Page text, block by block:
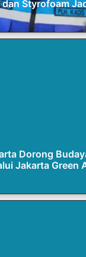
Styrofoam
Dorong
Jakarta Green